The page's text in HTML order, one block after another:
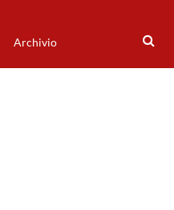
Archivio